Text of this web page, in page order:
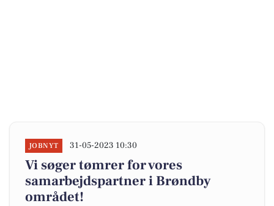
JOBNYT 31-05-2023 10:30
Vi søger tømrer for vores
samarbejdspartner i Brøndby
området!